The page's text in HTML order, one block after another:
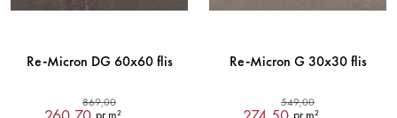
Re-Micron DG 60x60 flis
869,00
pr m²
Re-Micron G 30x30 flis
549,00
pr m²